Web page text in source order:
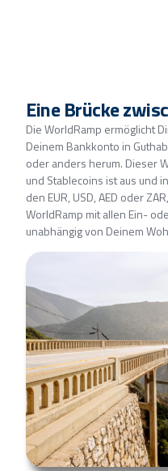
Eine Brücke
Die WorldRamp ermöglicht
Deinem Bankkonto in
oder anders herum. Dieser
und Stablecoins ist aus und
den EUR, USD, AED oder
WorldRamp mit allen Ein-
unabhängig von Deinem